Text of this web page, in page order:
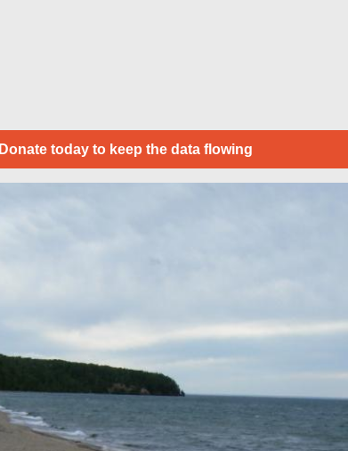
Donate today to keep the data flowing